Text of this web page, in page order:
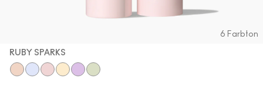
6 Farbton
RUBY SPARKS